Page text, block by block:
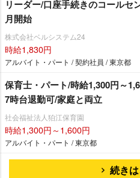
リーダー/口座手続きのコールセ
月開始
株式会社ベルシステム24
時給1,830円
アルバイト・パート / 契約社員 / 東京都
保育士・パート/時給1,300円～
7時台退勤可/家庭と両立
社会福祉法人狛江保育園
時給1,300円～1,600円
アルバイト・パート / 東京都
続き